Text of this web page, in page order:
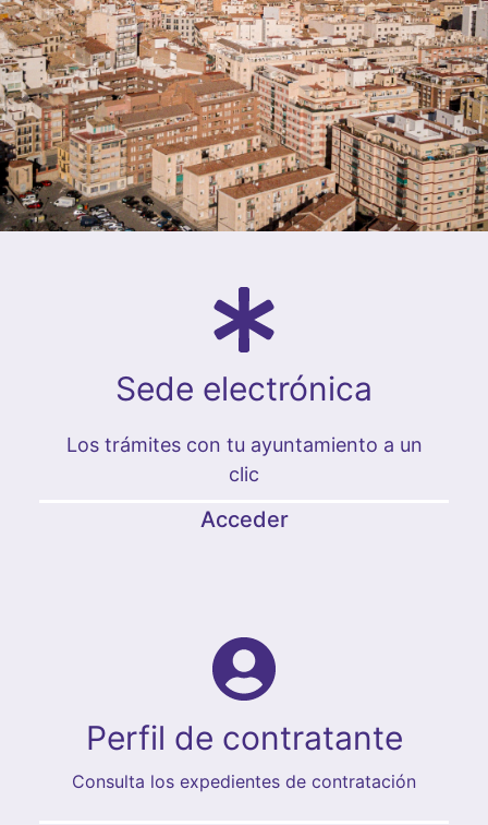
Sede electrónica
Los trámites con tu ayuntamiento a un
clic
Acceder
Perfil de contratante
Consulta los expedientes de contratación